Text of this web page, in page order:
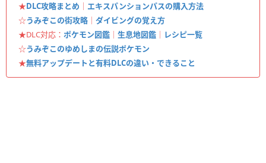
★DLC攻略まとめ ｜ エキスパンションパスの購入方法
☆うみぞこの街攻略 ｜ ダイビングの覚え方
★DLC対応： ポケモン図鑑 ｜ 生息地図鑑 ｜ レシピ一覧
☆うみぞこのゆめしまの伝説ポケモン
★無料アップデートと有料DLCの違い・できること